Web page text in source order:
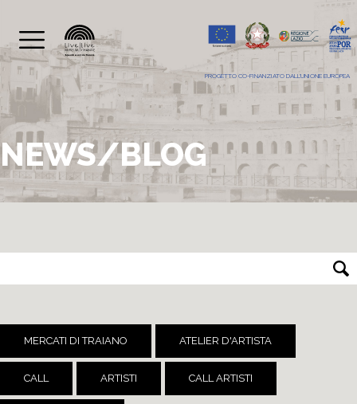
PROGETTO CO-FINANZIATO DALL'UNIONE EUROPEA
NEWS/BLOG
MERCATI DI TRAIANO ATELIER D'ARTISTA
CALL ARTISTI CALL ARTISTI